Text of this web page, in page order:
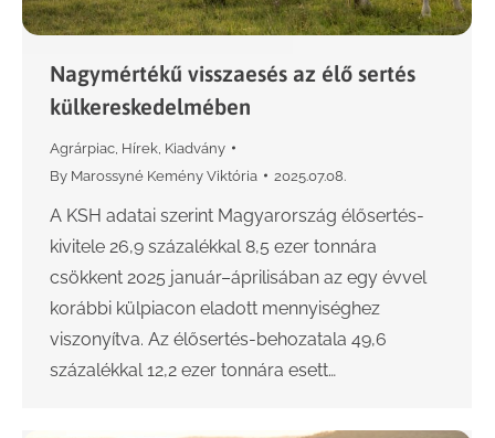
Nagymértékű visszaesés az élő sertés
külkereskedelmében
Agrárpiac Hírek Kiadvány
By Marossyné Kemény Viktória 2025.07.08.
A KSH adatai szerint Magyarország élősertés-
kivitele 26,9 százalékkal 8,5 ezer tonnára
csökkent 2025 január–áprilisában az egy évvel
korábbi külpiacon eladott mennyiséghez
viszonyítva. Az élősertés-behozatala 49,6
százalékkal 12,2 ezer tonnára esett…